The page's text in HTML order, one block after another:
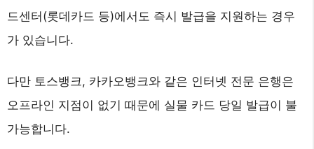
드센터(롯데카드 등)에서도 즉시 발급을 지원하는 경우
가 있습니다.
다만 토스뱅크, 카카오뱅크와 같은 인터넷 전문 은행은
오프라인 지점이 없기 때문에 실물 카드 당일 발급이 불
가능합니다.